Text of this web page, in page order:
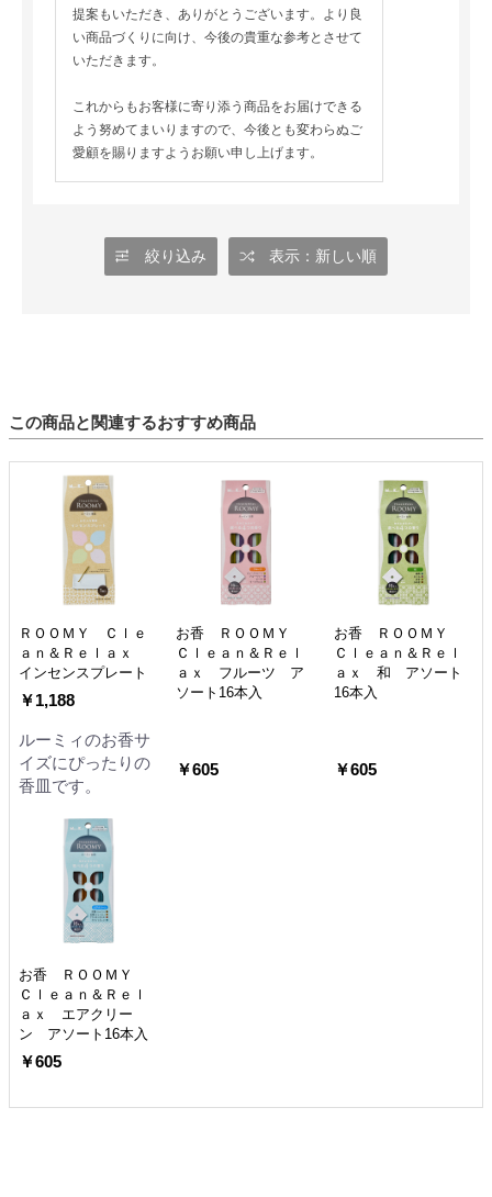
提案もいただき、ありがとうございます。より良
い商品づくりに向け、今後の貴重な参考とさせて
いただきます。
これからもお客様に寄り添う商品をお届けできる
よう努めてまいりますので、今後とも変わらぬご
愛顧を賜りますようお願い申し上げます。
絞り込み 表示：新しい順
この商品と関連するおすすめ商品
ＲＯＯＭＹ Ｃｌｅ
ａｎ＆Ｒｅｌａｘ
インセンスプレート
￥1,188
ルーミィのお香サ
イズにぴったりの
香皿です。
お香 ＲＯＯＭＹ
Ｃｌｅａｎ＆Ｒｅｌ
ａｘ フルーツ ア
ソート16本入
￥605
お香 ＲＯＯＭＹ
Ｃｌｅａｎ＆Ｒｅｌ
ａｘ 和 アソート
16本入
￥605
お香 ＲＯＯＭＹ
Ｃｌｅａｎ＆Ｒｅｌ
ａｘ エアクリー
ン アソート16本入
￥605